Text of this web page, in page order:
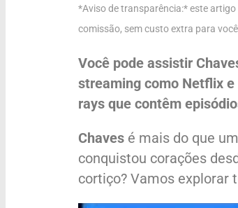
*Aviso de transparência:* este
comissão, sem custo extra para
Você pode assistir
streaming como Netflix e
rays que contêm
Chaves é mais do que
conquistou corações
cortiço? Vamos explorar